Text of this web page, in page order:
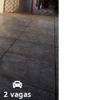
2 vagas